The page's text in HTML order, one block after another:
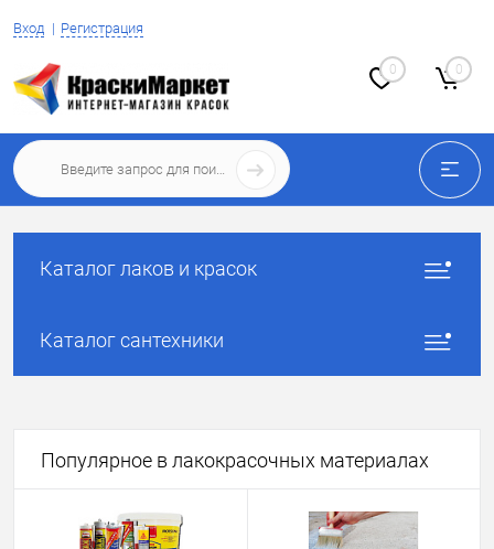
Вход Регистрация
0 0
Каталог лаков и красок
Каталог сантехники
Популярное в лакокрасочных материалах